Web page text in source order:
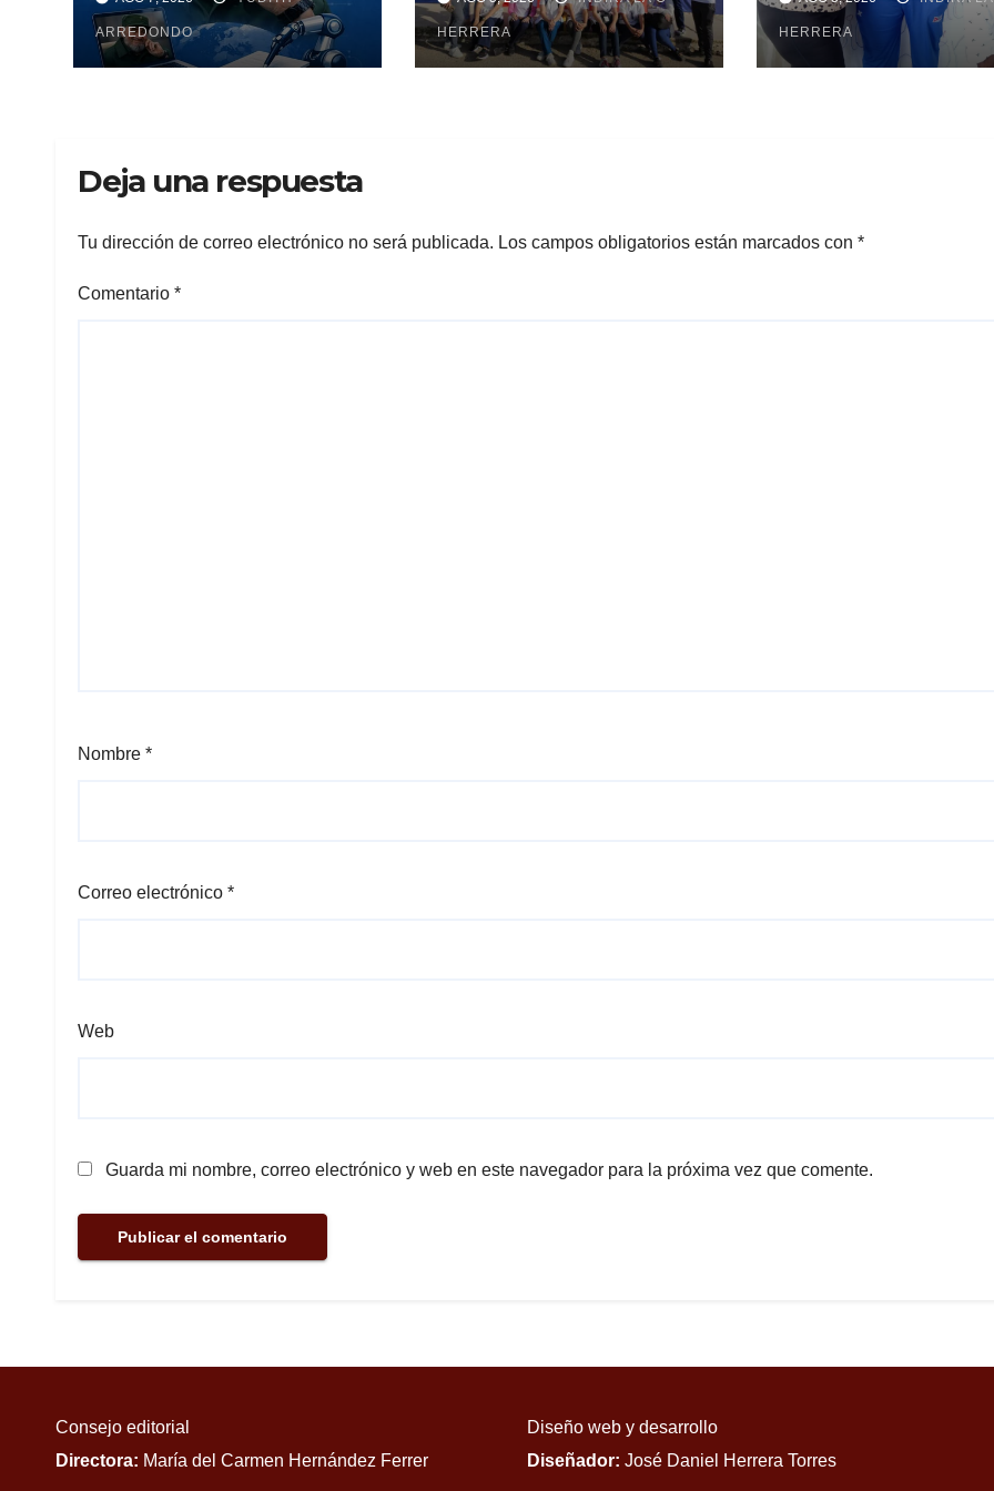
ARREDONDO
Mayabeque realizan
pesquisa
HERRERA
subir al podio
HERRERA
Deja una respuesta
Tu dirección de correo electrónico no será publicada. Los campos obligatorios están marcados con *
Comentario *
Nombre *
Correo electrónico *
Web
Guarda mi nombre, correo electrónico y web en este navegador para la próxima vez que comente.
Consejo editorial
Directora: María del Carmen Hernández Ferrer
Diseño web y desarrollo
Diseñador: José Daniel Herrera Torres